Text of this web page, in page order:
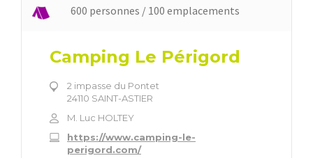
600 personnes / 100 emplacements
Camping Le Périgord
2 impasse du Pontet
24110 SAINT-ASTIER
M. Luc HOLTEY
https://www.camping-le-
perigord.com/